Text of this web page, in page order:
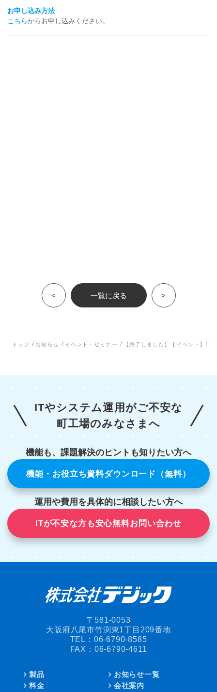
お申し込み方法
こちらからお申し込みください。
< 一覧に戻る >
トップ / お知らせ / イベント・セミナー / 【終了しました】【イベント】11
ITやシステム運用がご不安な
町工場のみなさまへ
機能も、課題解決のヒントも知りたい方へ
機能・お役立ち資料ダウンロード（無料）
運用や費用を具体的に相談したい方へ
ITが不安な方も安心無料お問い合わせ
〒581-0053
大阪府八尾市竹渕東1丁目209番地
TEL： 06-6790-8585
FAX：06-6790-4611
製品
料金
お知らせ一覧
会社案内